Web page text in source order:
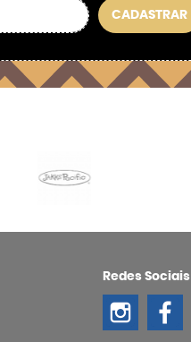
CADASTRAR
Redes Sociais